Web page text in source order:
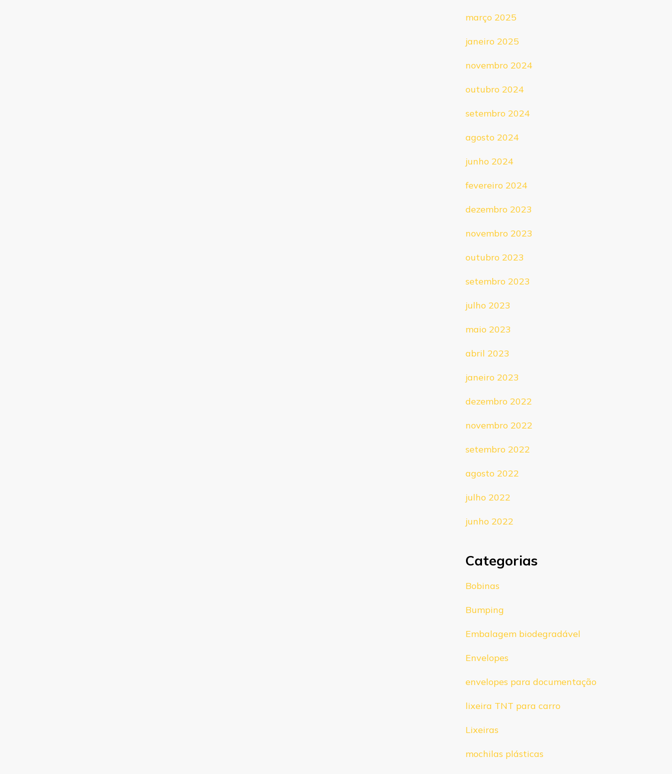
março 2025
janeiro 2025
novembro 2024
outubro 2024
setembro 2024
agosto 2024
junho 2024
fevereiro 2024
dezembro 2023
novembro 2023
outubro 2023
setembro 2023
julho 2023
maio 2023
abril 2023
janeiro 2023
dezembro 2022
novembro 2022
setembro 2022
agosto 2022
julho 2022
junho 2022
Categorias
Bobinas
Bumping
Embalagem biodegradável
Envelopes
envelopes para documentação
lixeira TNT para carro
Lixeiras
mochilas plásticas